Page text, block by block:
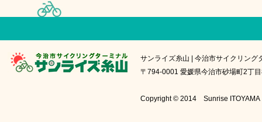
サンライズ糸山 | 今治市サイクリング
〒794-0001 愛媛県今治市砂場町2
Copyright © 2014 Sunrise